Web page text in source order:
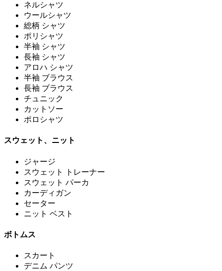
ネルシャツ
ウールシャツ
総柄 シャツ
ポリシャツ
半袖 シャツ
長袖 シャツ
アロハ シャツ
半袖 ブラウス
長袖 ブラウス
チュニック
カットソー
ポロシャツ
スウェット、ニット
ジャージ
スウェット トレーナー
スウェット パーカ
カーディガン
セーター
ニット ベスト
ボトムス
スカート
デニム パンツ